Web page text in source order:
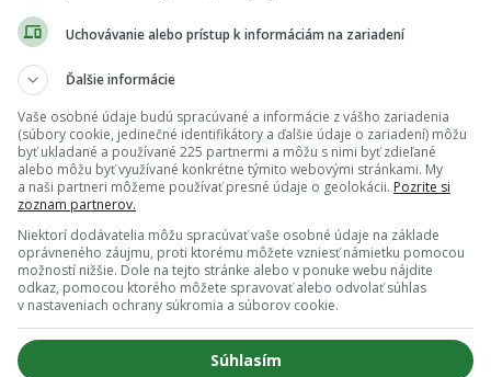
pomocou sa tuku nezbavíš.
ti nič neutečie! 💌
vedieť o najnovšom Girls' Point evente ako prvá?
sa na odber e-mailových newslettrov.
si nezabudni skontrolovať e-mail a potvrď
*
platnú e-mailovú adresu
chcem dostávať marketingové novinky,
Uchovávanie alebo prístup k informáciám na zariadení
Ďalšie informácie
Vaše osobné údaje budú spracúvané a informácie z vášho zariadenia
(súbory cookie, jedinečné identifikátory a ďalšie údaje o zariadení) môžu
byť ukladané a používané 225 partnermi a môžu s nimi byť zdieľané
alebo môžu byť využívané konkrétne týmito webovými stránkami. My
a naši partneri môžeme používať presné údaje o geolokácii. Pozrite si
zoznam partnerov.
Niektorí dodávatelia môžu spracúvať vaše osobné údaje na základe
oprávneného záujmu, proti ktorému môžete vzniesť námietku pomocou
možností nižšie. Dole na tejto stránke alebo v ponuke webu nájdite
odkaz, pomocou ktorého môžete spravovať alebo odvolať súhlas
v nastaveniach ochrany súkromia a súborov cookie.
Súhlasím